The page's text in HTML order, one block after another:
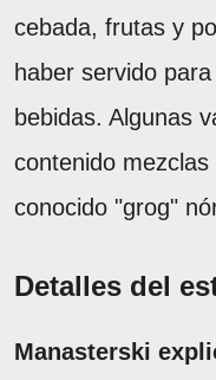
cebada, frutas y
haber servido
bebidas. Algunas
contenido
conocido "grog"
Detalles del
Manasterski